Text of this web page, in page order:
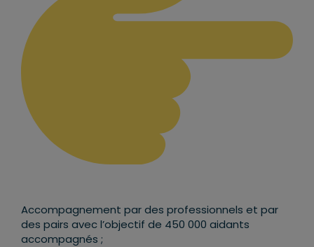
Accompagnement par des professionnels et par
des pairs avec l’objectif de 450 000 aidants
accompagnés ;